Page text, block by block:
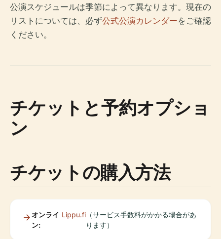
公演スケジュールは季節によって異なります。現在の
リストについては、必ず公式公演カレンダーをご確認
ください。
チケットと予約オプショ
ン
チケットの購入方法
オンライ
ン:
Lippu.fi（サービス手数料がかかる場合があ
ります）